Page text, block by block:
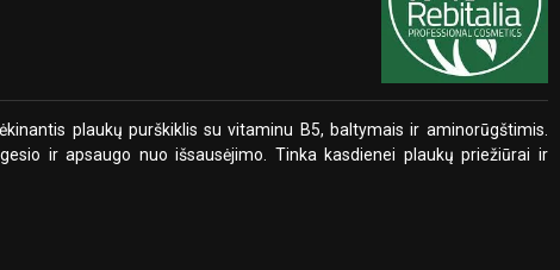
plaukų purškiklis su vitaminu B5, baltymais ir aminorūgštimis.
ir apsaugo nuo išsausėjimo. Tinka kasdienei plaukų priežiūrai ir